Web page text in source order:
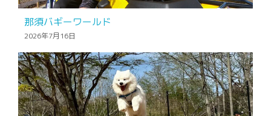
那須バギーワールド
2026年7月16日